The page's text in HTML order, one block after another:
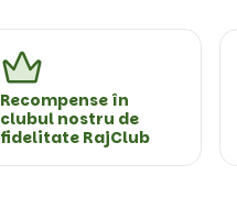
Recompense în
clubul nostru de
fidelitate RajClub